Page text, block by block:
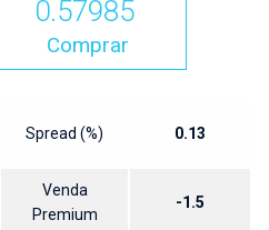
0.57985
Comprar
Spread (%) 0.13
Venda
Premium
-1.5